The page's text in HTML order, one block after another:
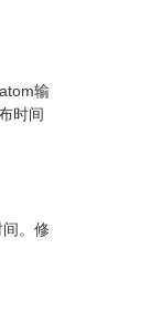
输
时间
。修